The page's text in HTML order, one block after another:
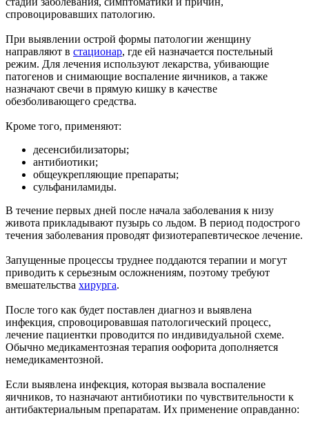
спровоцировавших патологию.
При выявлении острой формы патологии женщину
направляют в стационар, где ей назначается постельный
режим. Для лечения используют лекарства, убивающие
патогенов и снимающие воспаление яичников, а также
назначают свечи в прямую кишку в качестве
обезболивающего средства.
Кроме того, применяют:
десенсибилизаторы;
антибиотики;
общеукрепляющие препараты;
сульфаниламиды.
В течение первых дней после начала заболевания к низу
живота прикладывают пузырь со льдом. В период подострого
течения заболевания проводят физиотерапевтическое лечение.
Запущенные процессы труднее поддаются терапии и могут
приводить к серьезным осложнениям, поэтому требуют
вмешательства хирурга.
После того как будет поставлен диагноз и выявлена
инфекция, спровоцировавшая патологический процесс,
лечение пациентки проводится по индивидуальной схеме.
Обычно медикаментозная терапия оофорита дополняется
немедикаментозной.
Если выявлена инфекция, которая вызвала воспаление
яичников, то назначают антибиотики по чувствительности к
антибактериальным препаратам. Их применение оправданно: